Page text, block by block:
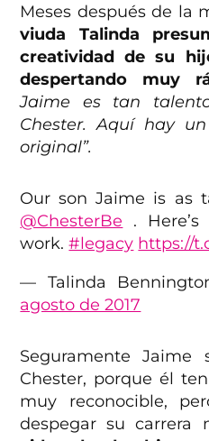
Meses después de la
viuda Talinda
creatividad de su
despertando muy
Jaime es tan
Chester. Aquí hay
original”.
Our son Jaime is as
@ChesterBe .
work.#legacy https://
— Talinda
agosto de 2017
Seguramente Jaime
Chester, porque él
muy reconocible,
despegar su carrera